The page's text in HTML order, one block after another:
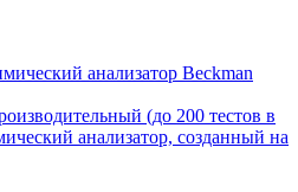
анализатор Beckman
(до 200 тестов в
анализатор, созданный на